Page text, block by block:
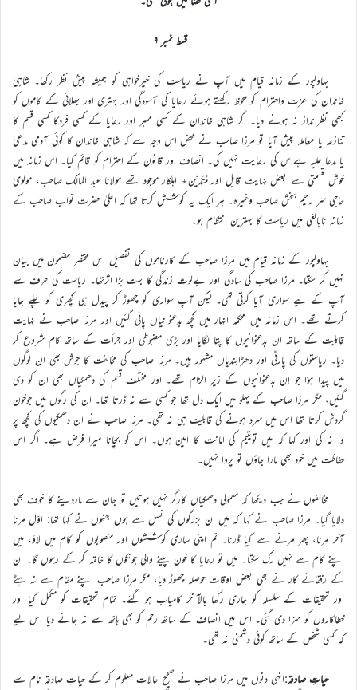
قسط نمبر ۹
بہاولپور کے زمانہ قیام میں آپ نے ریاست کی خیرخواہی کو ہمیشہ پیشِ نظر رکھا۔ شاہی
خاندان کی عزت واحترام کو ملحوظ رکھتے ہوئے رعایا کی آسودگی اور بہتری اور بھلائی کے کاموں کو
کبھی نظرانداز نہ ہونے دیا۔ اگر شاہی خاندان کے کسی ممبر اور رعایا کے کسی فردکا کسی قسم کا
تنازعہ یا معاملہ پیش آیا تو مرزا صاحب نے محض اس وجہ سے کہ شاہی خاندان کا کوئی آدمی مدعی
یا مدعا علیہ ہےاس کی رعایت نہیں کی۔ انصاف اور قانون کے احترام کو قائم کیا۔ اس زمانہ میں
خوش قسمتی سے بعض نہایت قابل اور مُتَدَیِّن٭ اہلکار موجود تھے مولانا عبد المالک صاحب، مولوی
حاجی سر رحیم بخش صاحب وغیرہ۔ ہر ایک یہ کوشش کرتا تھا کہ اعلیٰ حضرت نواب صاحب کے
زمانہ نابالغی میں ریاست کا بہترین انتظام ہو۔
بہاولپور کے زمانہ قیام میں مرزا صاحب کے کارناموں کی تفصیل اس مختصر مضمون میں بیان
نہیں کر سکتا۔ مرزا صاحب کی سادگی اور بےلوث زندگی کا بہت بڑا اثرتھا۔ ریاست کی طرف سے
آپ کے لیے سواری آیا کرتی تھی۔ لیکن آپ سواری کو چھوڑ کر پیدل ہی کچہری کو چلے جایا
کرتے تھے۔ اس زمانہ میں محکمہ انہار میں کچھ بدعنوانیاں پائی گئیں اور مرزا صاحب نے نہایت
قابلیت کے ساتھ ان بدعنوانیوں کا پتا لگایا اور بڑی مضبوطی اور جرأت کے ساتھ کام شروع کر
دیا۔ ریاستوں کی پارٹی اور دھڑابندیاں مشہور ہیں۔ مرزا صاحب کی مخالفت کا جوش بھی ان لوگوں
میں پیدا ہؤا جو اِن بدعنوانیوں کے زیرِ الزام تھے۔ اور مختلف قسم کی دھمکیاں بھی ان کو دی
گئیں، مگر مرزا صاحب کے پہلو میں ایک دل تھا جو کسی سے نہ ڈرتا تھا۔ ان کی رگوں میں جوخون
گردش کرتا تھا اس میں سرد ہونے کی قابلیت ہی نہ تھی۔ مرزا صاحب نے ان دھمکیوں کی کچھ پر
وا نہ کی اور کہا کہ میں تویتیم کی امانت کا امین ہوں۔ اس کو بچانا میرا فرض ہے۔ اگر اس
حفاظت میں خود بھی مارا جاؤں تو پروا نہیں۔
مخالفوں نے جب دیکھا کہ معمولی دھمکیاں کارگر نہیں ہوتیں تو جان سے ماردینے کا خوف بھی
دلایا گیا۔ مرزا صاحب نے کہا کہ میں ان بزرگوں کی نسل سے ہوں جنہوں نے کہا تھا: اوّل مرنا
آخر مرنا، پھر مرنے سے کیا ڈرنا۔ تم اپنی ساری کوششوں اور منصوبوں کو کام میں لاؤ، میں
اپنے کام سے نہیں رک سکتا۔ میں تو رعایا کا خون پینے والی جونکوں کا خاتمہ کر کے رہوں گا۔ ان
کے رفقائے کار نے بھی بعض اوقات حوصلہ چھوڑ دیا، مگر مرزا صاحب اپنے مقام سے نہ ہٹے
اور تحقیقات کے سلسلہ کو جاری رکھا بالآ خر کامیاب ہو گئے۔ تمام تحقیقات کو مکمل کیا اور
خطاکاروں کو سزا دی گئی۔ اس میں انصاف کے ساتھ رحم کو بھی ہاتھ سے نہ جانے دیا اس لیے
کہ کسی شخص کے ساتھ کوئی دشمنی نہ تھی۔
حیاتِ صادقہ:انہی دنوں میں مرزا صاحب نے صحیح حالات معلوم کر کے حیاتِ صادقہ نام سے